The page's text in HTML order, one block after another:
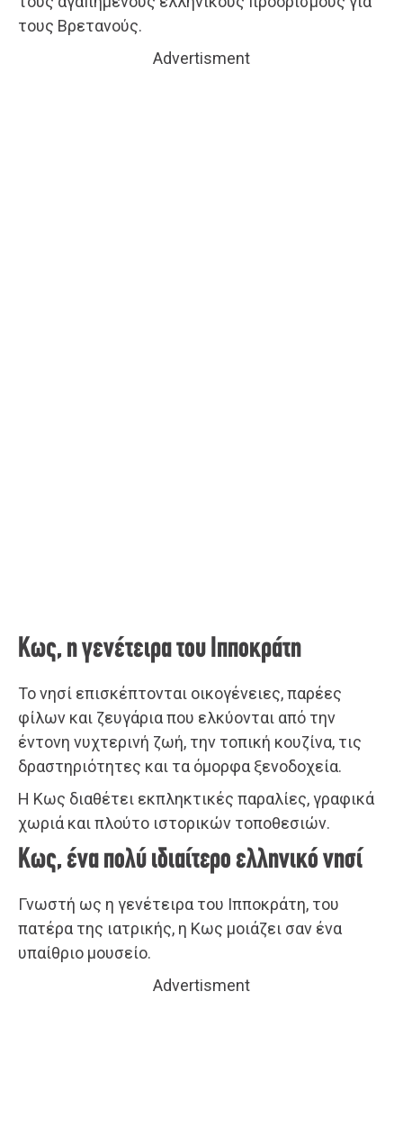
τους Βρετανούς.
Advertisment
Κως, η γενέτειρα του Ιπποκράτη
Το νησί επισκέπτονται οικογένειες, παρέες
φίλων και ζευγάρια που ελκύονται από την
έντονη νυχτερινή ζωή, την τοπική κουζίνα, τις
δραστηριότητες και τα όμορφα ξενοδοχεία.
Η Κως διαθέτει εκπληκτικές παραλίες, γραφικά
χωριά και πλούτο ιστορικών τοποθεσιών.
Κως, ένα πολύ ιδιαίτερο ελληνικό νησί
Γνωστή ως η γενέτειρα του Ιπποκράτη, του
πατέρα της ιατρικής, η Κως μοιάζει σαν ένα
υπαίθριο μουσείο.
Advertisment